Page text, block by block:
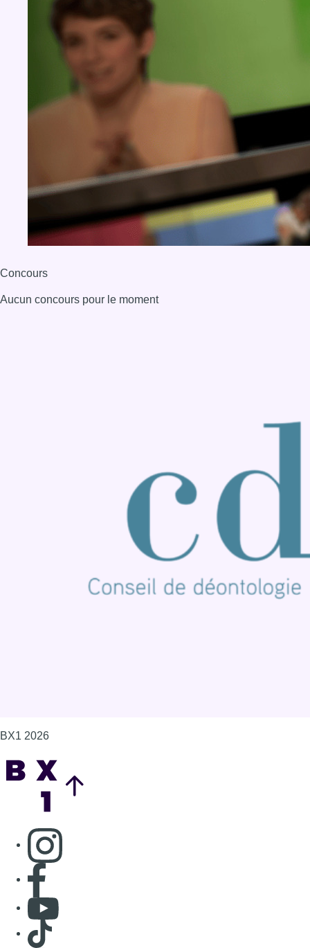
Concours
Aucun concours pour le moment
BX1 2026
Consulter page Instagram
Consulter page Facebook
Consulter Youtube
Consulter TikTok